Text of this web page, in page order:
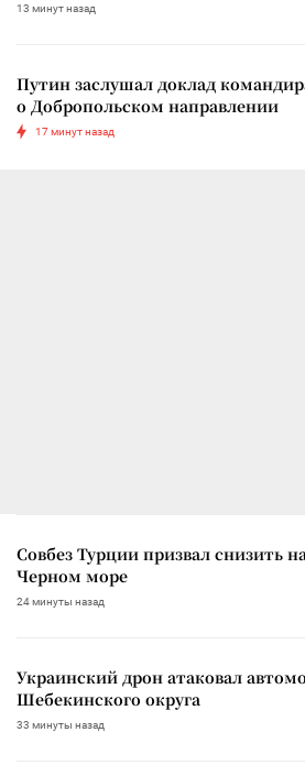
13 минут назад
Путин заслушал доклад
о Добропольском направлении
17 минут назад
Совбез Турции призвал снизить
Черном море
24 минуты назад
Украинский дрон атаковал
Шебекинского округа
33 минуты назад